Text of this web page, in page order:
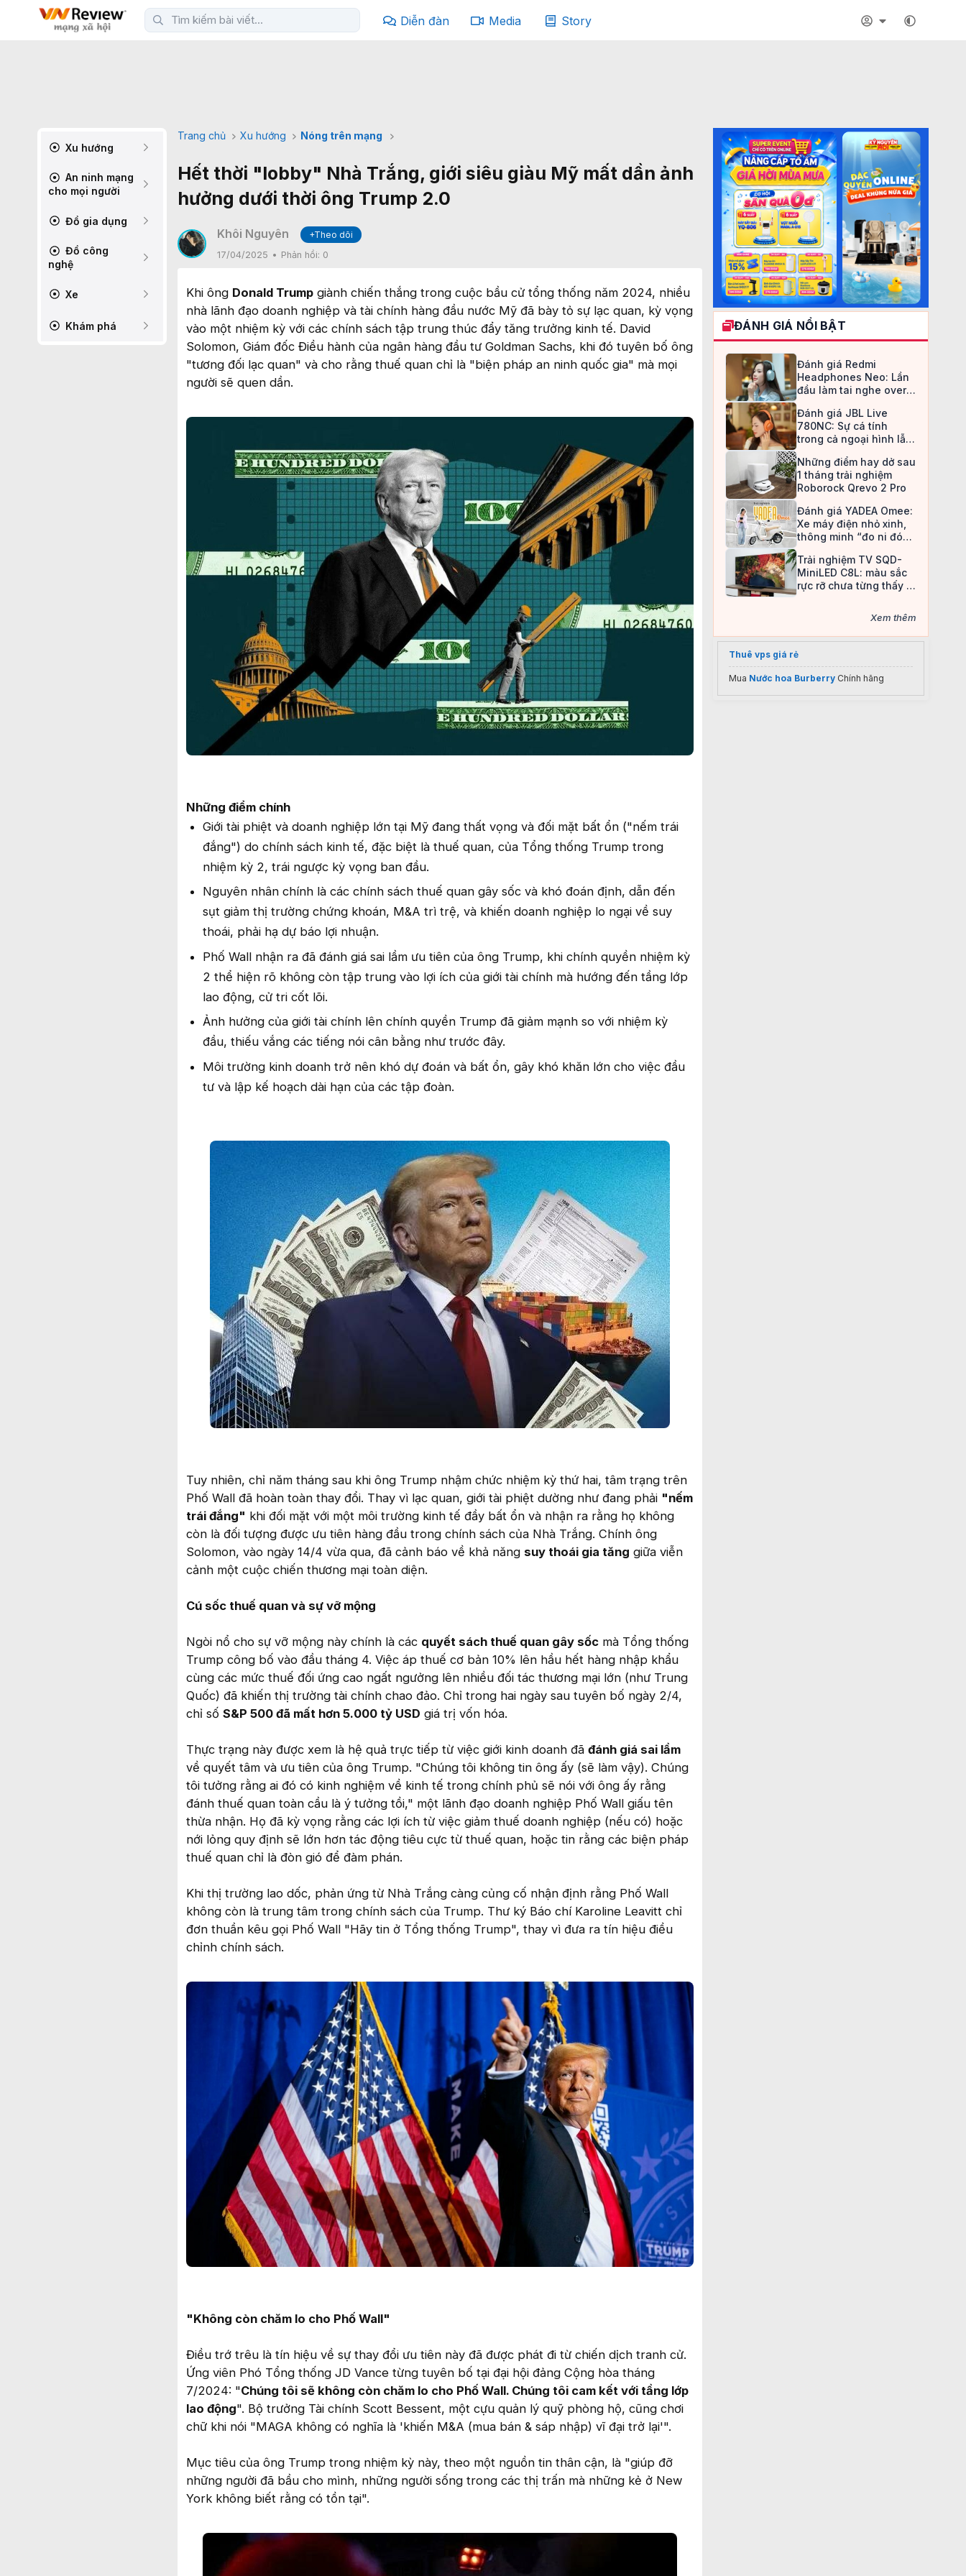
Diễn đàn Media Story
Xu hướng
An ninh mạng
cho mọi người
Đồ gia dụng
Đồ công
nghệ
Xe
Khám phá
Trang chủ Xu hướng Nóng trên mạng
Hết thời "lobby" Nhà Trắng, giới siêu giàu Mỹ mất dần ảnh
hưởng dưới thời ông Trump 2.0
Khôi Nguyên
+Theo dõi
17/04/2025
Phản hồi: 0
Khi ông Donald Trump giành chiến thắng trong cuộc bầu cử tổng thống năm 2024, nhiều
nhà lãnh đạo doanh nghiệp và tài chính hàng đầu nước Mỹ đã bày tỏ sự lạc quan, kỳ vọng
vào một nhiệm kỳ với các chính sách tập trung thúc đẩy tăng trưởng kinh tế. David
Solomon, Giám đốc Điều hành của ngân hàng đầu tư Goldman Sachs, khi đó tuyên bố ông
"tương đối lạc quan" và cho rằng thuế quan chỉ là "biện pháp an ninh quốc gia" mà mọi
người sẽ quen dần.
Những điểm chính
Giới tài phiệt và doanh nghiệp lớn tại Mỹ đang thất vọng và đối mặt bất ổn ("nếm trái
đắng") do chính sách kinh tế, đặc biệt là thuế quan, của Tổng thống Trump trong
nhiệm kỳ 2, trái ngược kỳ vọng ban đầu.
Nguyên nhân chính là các chính sách thuế quan gây sốc và khó đoán định, dẫn đến
sụt giảm thị trường chứng khoán, M&A trì trệ, và khiến doanh nghiệp lo ngại về suy
thoái, phải hạ dự báo lợi nhuận.
Phố Wall nhận ra đã đánh giá sai lầm ưu tiên của ông Trump, khi chính quyền nhiệm kỳ
2 thể hiện rõ không còn tập trung vào lợi ích của giới tài chính mà hướng đến tầng lớp
lao động, cử tri cốt lõi.
Ảnh hưởng của giới tài chính lên chính quyền Trump đã giảm mạnh so với nhiệm kỳ
đầu, thiếu vắng các tiếng nói cân bằng như trước đây.
Môi trường kinh doanh trở nên khó dự đoán và bất ổn, gây khó khăn lớn cho việc đầu
tư và lập kế hoạch dài hạn của các tập đoàn.
Tuy nhiên, chỉ năm tháng sau khi ông Trump nhậm chức nhiệm kỳ thứ hai, tâm trạng trên
Phố Wall đã hoàn toàn thay đổi. Thay vì lạc quan, giới tài phiệt dường như đang phải "nếm
trái đắng" khi đối mặt với một môi trường kinh tế đầy bất ổn và nhận ra rằng họ không
còn là đối tượng được ưu tiên hàng đầu trong chính sách của Nhà Trắng. Chính ông
Solomon, vào ngày 14/4 vừa qua, đã cảnh báo về khả năng suy thoái gia tăng giữa viễn
cảnh một cuộc chiến thương mại toàn diện.
Cú sốc thuế quan và sự vỡ mộng
Ngòi nổ cho sự vỡ mộng này chính là các quyết sách thuế quan gây sốc mà Tổng thống
Trump công bố vào đầu tháng 4. Việc áp thuế cơ bản 10% lên hầu hết hàng nhập khẩu
cùng các mức thuế đối ứng cao ngất ngưởng lên nhiều đối tác thương mại lớn (như Trung
Quốc) đã khiến thị trường tài chính chao đảo. Chỉ trong hai ngày sau tuyên bố ngày 2/4,
chỉ số S&P 500 đã mất hơn 5.000 tỷ USD giá trị vốn hóa.
Thực trạng này được xem là hệ quả trực tiếp từ việc giới kinh doanh đã đánh giá sai lầm
về quyết tâm và ưu tiên của ông Trump. "Chúng tôi không tin ông ấy (sẽ làm vậy). Chúng
tôi tưởng rằng ai đó có kinh nghiệm về kinh tế trong chính phủ sẽ nói với ông ấy rằng
đánh thuế quan toàn cầu là ý tưởng tồi," một lãnh đạo doanh nghiệp Phố Wall giấu tên
thừa nhận. Họ đã kỳ vọng rằng các lợi ích từ việc giảm thuế doanh nghiệp (nếu có) hoặc
nới lỏng quy định sẽ lớn hơn tác động tiêu cực từ thuế quan, hoặc tin rằng các biện pháp
thuế quan chỉ là đòn gió để đàm phán.
Khi thị trường lao dốc, phản ứng từ Nhà Trắng càng củng cố nhận định rằng Phố Wall
không còn là trung tâm trong chính sách của Trump. Thư ký Báo chí Karoline Leavitt chỉ
đơn thuần kêu gọi Phố Wall "Hãy tin ở Tổng thống Trump", thay vì đưa ra tín hiệu điều
chỉnh chính sách.
"Không còn chăm lo cho Phố Wall"
Điều trớ trêu là tín hiệu về sự thay đổi ưu tiên này đã được phát đi từ chiến dịch tranh cử.
Ứng viên Phó Tổng thống JD Vance từng tuyên bố tại đại hội đảng Cộng hòa tháng
7/2024: "Chúng tôi sẽ không còn chăm lo cho Phố Wall. Chúng tôi cam kết với tầng lớp
lao động". Bộ trưởng Tài chính Scott Bessent, một cựu quản lý quỹ phòng hộ, cũng chơi
chữ khi nói "MAGA không có nghĩa là 'khiến M&A (mua bán & sáp nhập) vĩ đại trở lại'".
Mục tiêu của ông Trump trong nhiệm kỳ này, theo một nguồn tin thân cận, là "giúp đỡ
những người đã bầu cho mình, những người sống trong các thị trấn mà những kẻ ở New
York không biết rằng có tồn tại".
ĐÁNH GIÁ NỔI BẬT
Đánh giá Redmi
Headphones Neo: Lần
đầu làm tai nghe over-
an toàn
Đánh giá JBL Live
780NC: Sự cá tính
trong cả ngoại hình lẫn
Những điểm hay dở sau
1 tháng trải nghiệm
Roborock Qrevo 2 Pro
Đánh giá YADEA Omee:
Xe máy điện nhỏ xinh,
thông minh “đo ni đóng
Trải nghiệm TV SQD-
MiniLED C8L: màu sắc
rực rỡ chưa từng thấy ở
Xem thêm
Thuê vps giá rẻ
Mua Nước hoa Burberry Chính hãng